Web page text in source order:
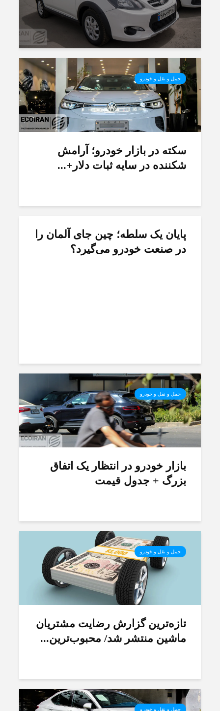
حمل و نقل و خودرو
سکته در بازار خودرو؛ آرامش
شکننده در سایه ثبات دلار+...
پایان یک سلطه؛ چین جای آلمان را
در صنعت خودرو می‌گیرد؟
حمل و نقل و خودرو
بازار خودرو در انتظار یک اتفاق
بزرگ + جدول قیمت
حمل و نقل و خودرو
تازه‌ترین گزارش رضایت مشتریان
ماشین منتشر شد/ محبوب‌ترین...
حمل و نقل و خودرو